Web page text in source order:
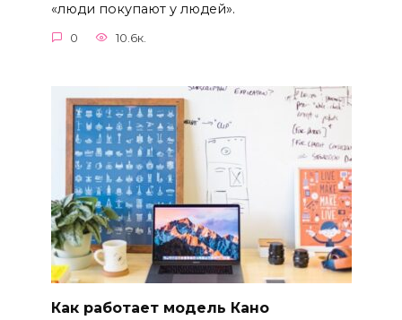
«люди покупают у людей».
0 10.6к.
Как работает модель Кано